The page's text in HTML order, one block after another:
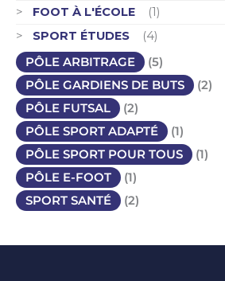
FOOT À L'ÉCOLE
(1)
SPORT ÉTUDES
(4)
PÔLE ARBITRAGE
(5)
PÔLE GARDIENS DE BUTS
(2)
PÔLE FUTSAL
(2)
PÔLE SPORT ADAPTÉ
(1)
PÔLE SPORT POUR TOUS
(1)
PÔLE E-FOOT
(1)
SPORT SANTÉ
(2)